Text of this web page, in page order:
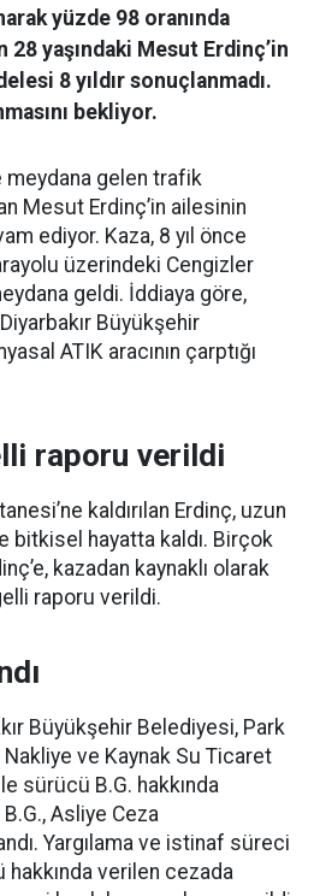
yüzde 98 oranında
28 yaşındaki Mesut Erdinç’in
8 yıldır sonuçlanmadı.
bekliyor.
meydana gelen trafik
Mesut Erdinç’in ailesinin
ediyor. Kaza, 8 yıl önce
üzerindeki Cengizler
geldi. İddiaya göre,
Diyarbakır Büyükşehir
ATIK aracının çarptığı
raporu verildi
kaldırılan Erdinç, uzun
bitkisel hayatta kaldı. Birçok
kazadan kaynaklı olarak
raporu verildi.
Büyükşehir Belediyesi, Park
ve Kaynak Su Ticaret
sürücü B.G. hakkında
Asliye Ceza
Yargılama ve istinaf süreci
hakkında verilen cezada